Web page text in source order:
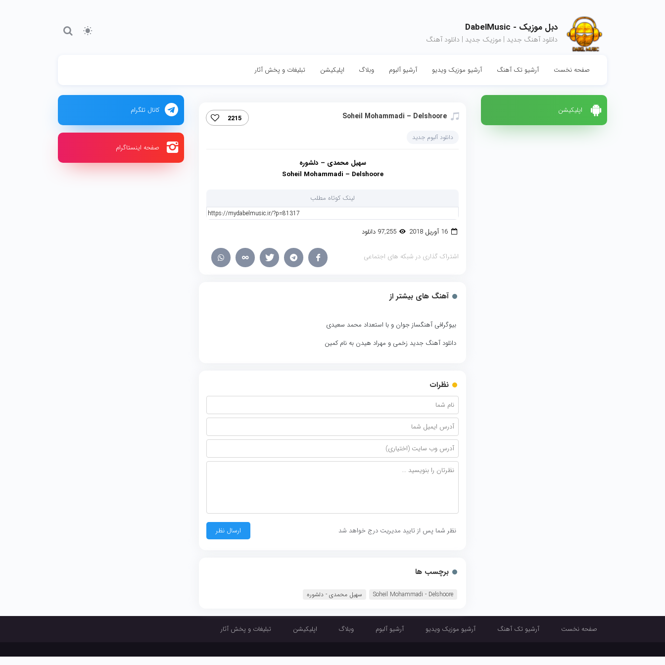
دبل موزیک - DabelMusic
دانلود آهنگ جدید | موزیک جدید | دانلود آهنگ
صفحه نخست آرشیو تک آهنگ آرشیو موزیک ویدیو آرشیو آلبوم وبلاگ اپلیکیشن تبلیغات و پخش آثار
اپلیکیشن
Soheil Mohammadi – Delshoore
2215
دانلود آلبوم جدید
سهیل محمدی – دلشوره
Soheil Mohammadi – Delshoore
لینک کوتاه مطلب
16 آوریل 2018 97,255 دانلود
اشتراک گذاری در شبکه های اجتماعی
آهنگ های بیشتر از
بیوگرافی آهنگساز جوان و با استعداد محمد سعیدی
دانلود آهنگ جدید زخمی و مهراد هیدن به نام کمین
نظرات
نظر شما پس از تایید مدیریت درج خواهد شد
برچسب ها
Soheil Mohammadi - Delshoore سهیل محمدی - دلشوره
کانال تلگرام
صفحه اینستاگرام
صفحه نخست آرشیو تک آهنگ آرشیو موزیک ویدیو آرشیو آلبوم وبلاگ اپلیکیشن تبلیغات و پخش آثار